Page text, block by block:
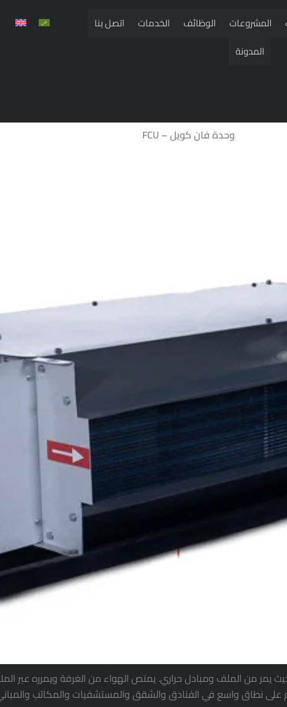
المشروعات الوظائف الخدمات
اتصل بنا
المدونة
وحدة فان كويل – FCU
يمر من الملف ومبادل حراري. يمتص الهواء من الغرفة ويمرره عبر
نطاق واسع في الفنادق والشقق والمستشفيات والمكاتب